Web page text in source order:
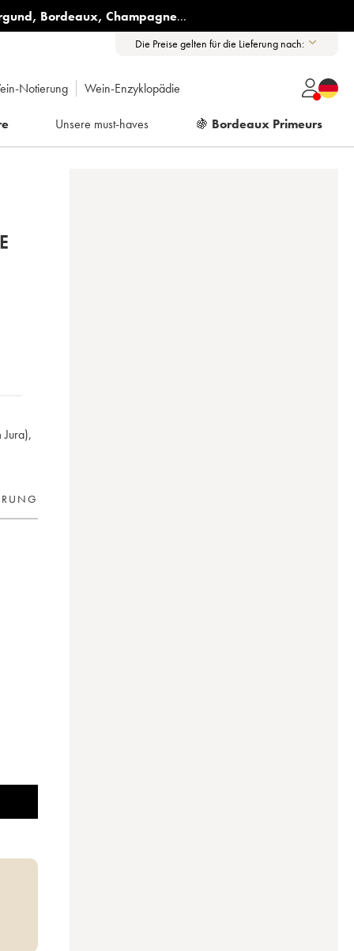
, Bordeaux, Champagne...
Die Preise gelten für die Lieferung nach:
Notierung Wein-Enzyklopädie
Unsere must-haves 🍇 Bordeaux Primeurs
Jura),